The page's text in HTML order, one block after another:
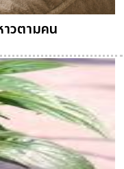
วตามคน